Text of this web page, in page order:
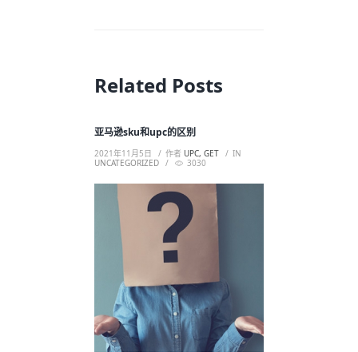
Related Posts
亚马逊sku和upc的区别
2021年11月5日 作者 UPC, GET
IN
UNCATEGORIZED
3030